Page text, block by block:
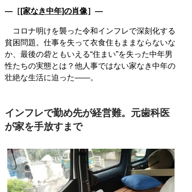
―［ [家なき中年]の肖像］―
コロナ明けを襲った令和インフレで深刻化する
貧困問題。仕事を失って衣食住もままならないな
か、最後の砦ともいえる“住まい”を失った中年男
性たちの実態とは？他人事ではない家なき中年の
壮絶な生活に迫った――。
インフレで勤め先が経営難。元歯科医
が家を手放すまで